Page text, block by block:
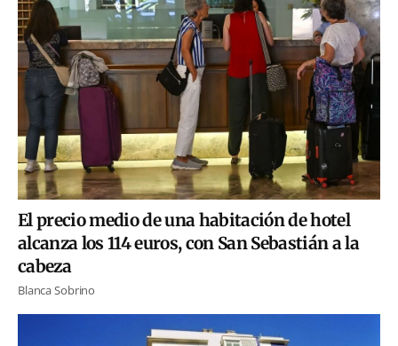
El precio medio de una habitación de hotel
alcanza los 114 euros, con San Sebastián a la
cabeza
Blanca Sobrino